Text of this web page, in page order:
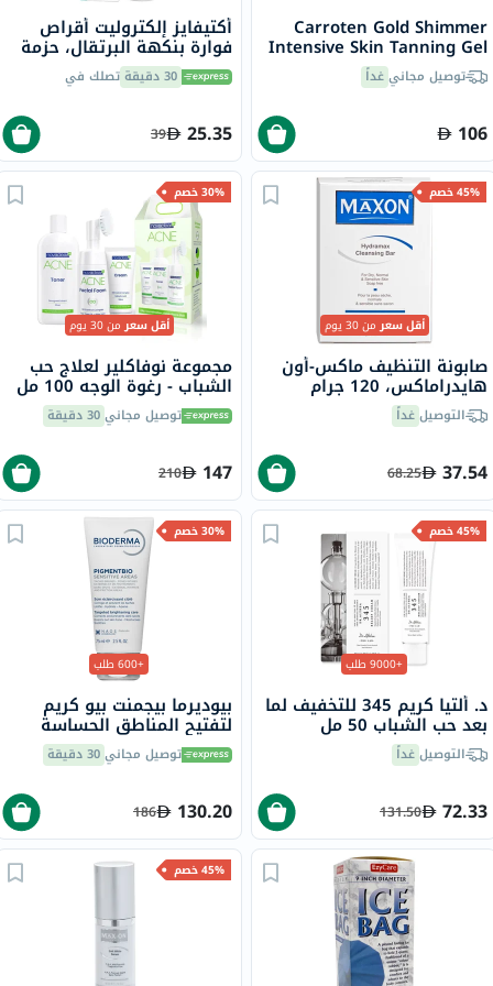
Carroten Gold Shimmer
Intensive Skin Tanning Gel
150mlتوصيل مجانيغداً
106
أكتيفايز إلكتروليت أقراص
فوارة بنكهة البرتقال، حزمة
من 20 30 دقيقة تصلك في
25.35
39
45% خصم
أقل سعرمن 30 يوم
صابونة التنظيف ماكس-أون
هايدراماكس، 120 جرام
التوصيلغداً
37.54
68.25
30% خصم
أقل سعرمن 30 يوم
مجموعة نوفاكلير لعلاج حب
الشباب - رغوة الوجه 100 مل
+ تونر 150 مل + كريم الوجه
40 مل توصيل مجاني30 دقيقة
147
210
45% خصم
+9000 طلب
د. ألتيا كريم 345 للتخفيف لما
بعد حب الشباب 50 مل
التوصيلغداً
72.33
131.50
30% خصم
+600 طلب
بيوديرما بيجمنت بيو كريم
لتفتيح المناطق الحساسة
شديدة التصبغ 75 مل
توصيل مجاني30 دقيقة
130.20
186
45% خصم